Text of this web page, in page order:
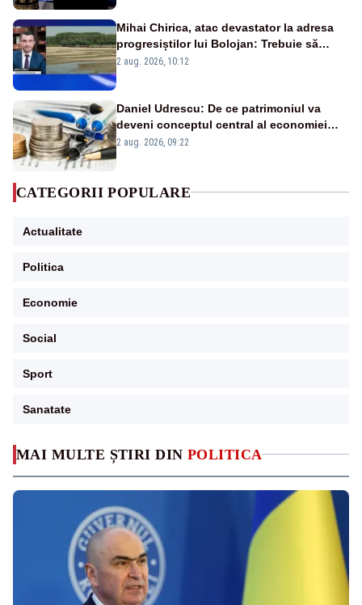
MAI MULTE ȘTIRI DIN POLITICA
Mihai Chirica, atac devastator la adresa
progresiștilor lui Bolojan: Trebuie să
protejăm și natura, dar nu șținem omaneii
2 aug. 2026, 10:12
Daniel Udrescu: De ce patrimoniul va
deveni conceptul central al economiei
viitoare?
2 aug. 2026, 09:22
CATEGORII POPULARE
Actualitate
Politica
Economie
Social
Sport
Sanatate